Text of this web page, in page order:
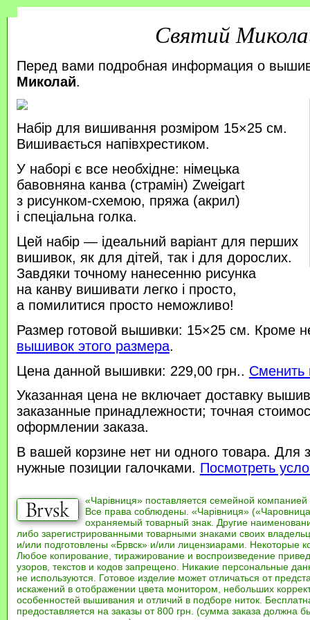
Святий
Перед вами подробная информация о
Миколай.
Набір для вишивання розміром 15×25 см.
Вишивається напівхрестиком.
У наборі є все необхідне: німецька
бавовняна канва (страмін) Zweigart
з рисунком-схемою, пряжа (акрил)
і спеціальна голка.
Цей набір — ідеальний варіант для перших
вишивок, як для дітей, так і для дорослих.
Завдяки точному нанесенню рисунка
на канву вишивати легко і просто,
а помилитися просто неможливо!
Размер готовой вышивки: 15×25 см. Кроме
вышивок этого размера.
Цена данной вышивки: 229,00 грн.. Сменить
Указанная цена не включает доставку
заказанные принадлежности; точная
оформлении заказа.
В вашей корзине нет ни одного товара. Для
нужные позиции галочками. Посмотреть
«Чарівниця» поставляется семейной компанией
Все права соблюдены. «Чарівниця»
охраняемый товарный знак. Другие
либо зарегистрированными товарными знаками своих
и/или подготовлены «Брвск» и/или лицензиарами. Некоторые
Любое копирование, тиражирование и воспроизведение
узоров, текстов и кодов запрещено. Никакие персональные
не используются. Готовое изделие может отличаться от
искажений в отображении цвета монитором, небольших
особенностей вышивания и отличий в подборе ниток.
предоставляется на заказы от 800 грн. (сумма заказа должна